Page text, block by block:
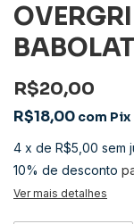
BABOLAT
R$20,00
R$18,00 com Pix
4 x de R$5,00 sem
10% de desconto
Ver mais detalhes